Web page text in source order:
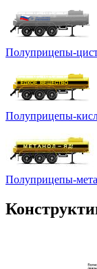
Полуприцепы-
Полуприцепы-
Полуприцепы-